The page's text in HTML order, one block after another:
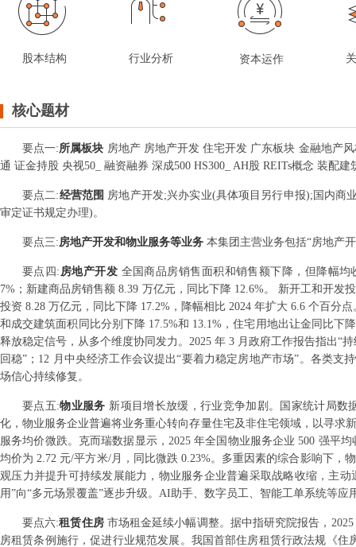
股本结构 行业分析 资本运作
核心题材
要点一:所属板块 房地产 房地产开发 住宅开发 广东板块 金融地产
通 证金持股 央视50_ 融资融券 深成500 HS300_ AH股 REITs概念 装配
要点二:经营范围 房地产开发;兴办实业(具体项目另行申报);国内商
审定证书规定办理)。
要点三:房地产开发和物业服务等业务 本集团主营业务包括“房地产
要点 四 : 房地产开发 全国商品房销售面积和销售额下降，但降幅
7%；新建商品房销售额 8.39 万亿元，同比下降 12.6%。 新开工和开发
投资 8.28 万亿元，同比下降 17.2%，降幅相比 2024 年扩大 6.6 个百分
和成交建筑面积同比分别下降 17.5%和 13.1%，住宅用地出让金同比下
释放稳定信号，从多个维度协同发力。2025 年 3 月政府工作报告指出“
回稳”；12 月中央经济工作会议提出“要着力稳定房地产市场”。各类
场信心持续修复。
要点 五:物业服务 新项目增长放缓，行业竞争加剧。国家统计局数
化，物业服务企业普遍将业务重心转向存量住宅及非住宅领域，以寻求
服务均价微跌。克而瑞数据显示，2025 年全国物业服务企业 500 强平
均价为 2.72 元/平方米/月，同比微跌 0.23%。多重因素的综合影响下
观压力并提升可持续发展能力，物业服务企业普遍采取战略收缩，主
用”向“多元场景覆盖”逐步升级。AI助手、数字员工、智能工单系统等
要点六:租赁住房 市场租金延续小幅调整。据中指研究院报告，
房租赁条例施行，促进行业规范发展。我国首部住房租赁行政法规《